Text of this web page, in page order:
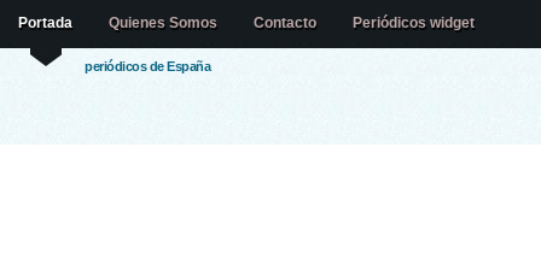
periódicos de España
Portada Quienes Somos Contacto Periódicos widget